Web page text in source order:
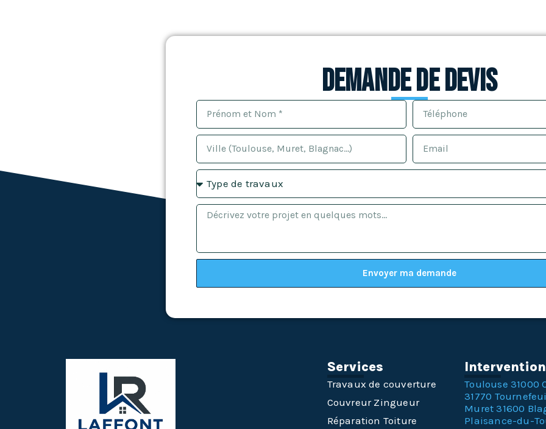
Demande de devis
Envoyer ma demande
Services
Travaux de couverture
Couvreur Zingueur
Réparation Toiture
Intervention
Toulouse 31000
31770
Muret 31600
Plaisance-du-